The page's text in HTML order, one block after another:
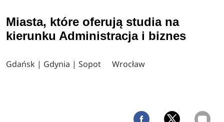
Miasta, które oferują studia na
kierunku Administracja i biznes
Gdańsk | Gdynia | Sopot Wrocław